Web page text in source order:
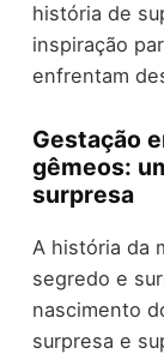
história de
inspiração
enfrentam
Gestação
gêmeos:
surpresa
A história da
segredo e
nascimento
surpresa e